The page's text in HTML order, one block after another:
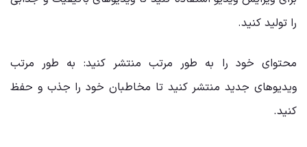
را تولید کنید.
محتوای خود را به طور مرتب منتشر کنید: به طور مرتب
ویدیوهای جدید منتشر کنید تا مخاطبان خود را جذب و حفظ
کنید.